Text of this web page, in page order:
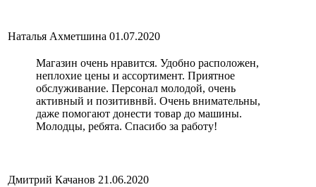
Наталья Ахметшина 01.07.2020
Магазин очень нравится. Удобно расположен,
неплохие цены и ассортимент. Приятное
обслуживание. Персонал молодой, очень
активный и позитивнвй. Очень внимательны,
даже помогают донести товар до машины.
Молодцы, ребята. Спасибо за работу!
Дмитрий Качанов 21.06.2020